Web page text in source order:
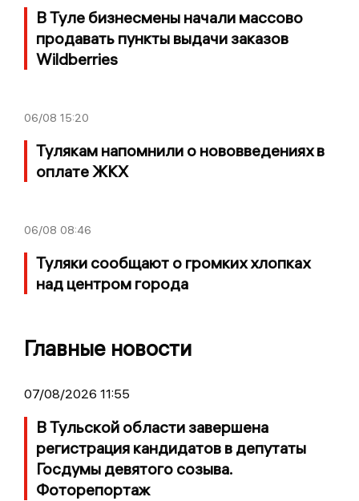
В Туле бизнесмены начали массово
продавать пункты выдачи заказов
Wildberries
06/08 15:20
Тулякам напомнили о нововведениях в
оплате ЖКХ
06/08 08:46
Туляки сообщают о громких хлопках
над центром города
Главные новости
07/08/2026 11:55
В Тульской области завершена
регистрация кандидатов в депутаты
Госдумы девятого созыва.
Фоторепортаж